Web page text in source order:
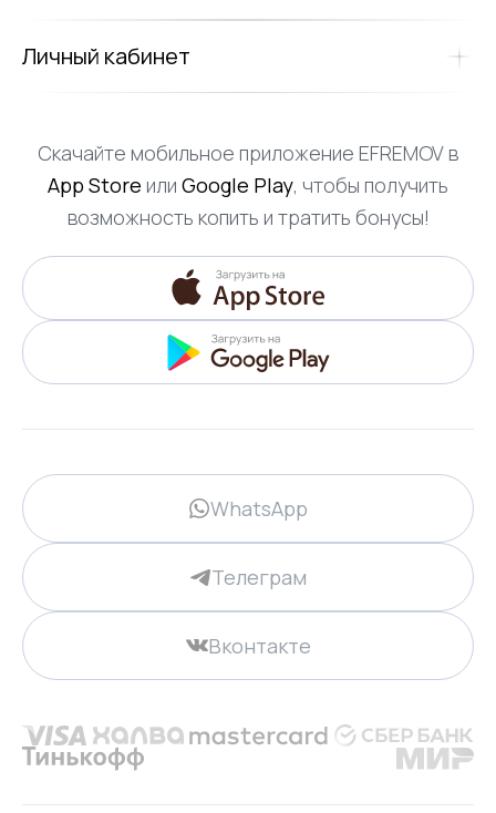
Личный кабинет
Скачайте мобильное приложение EFREMOV в
App Store или Google Play, чтобы получить
возможность копить и тратить бонусы!
WhatsApp
Телеграм
Вконтакте